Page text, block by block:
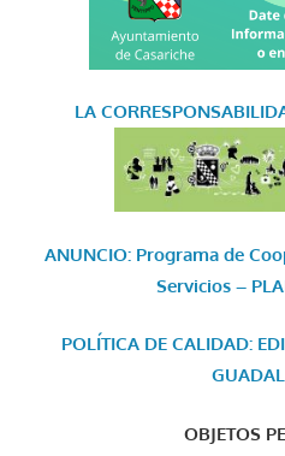
LA
ANUNCIO: Programa de
Servicios –
POLÍTICA DE CALIDAD:
OBJETOS